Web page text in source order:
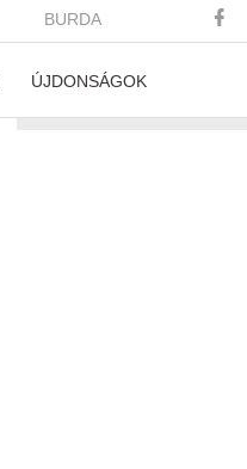
BURDA
ÚJDONSÁGOK